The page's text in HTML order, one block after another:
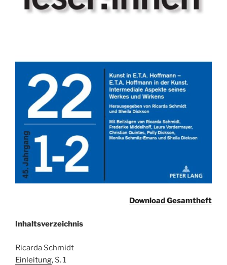
Download Gesamtheft
Inhaltsverzeichnis
Ricarda Schmidt
Einleitung, S. 1